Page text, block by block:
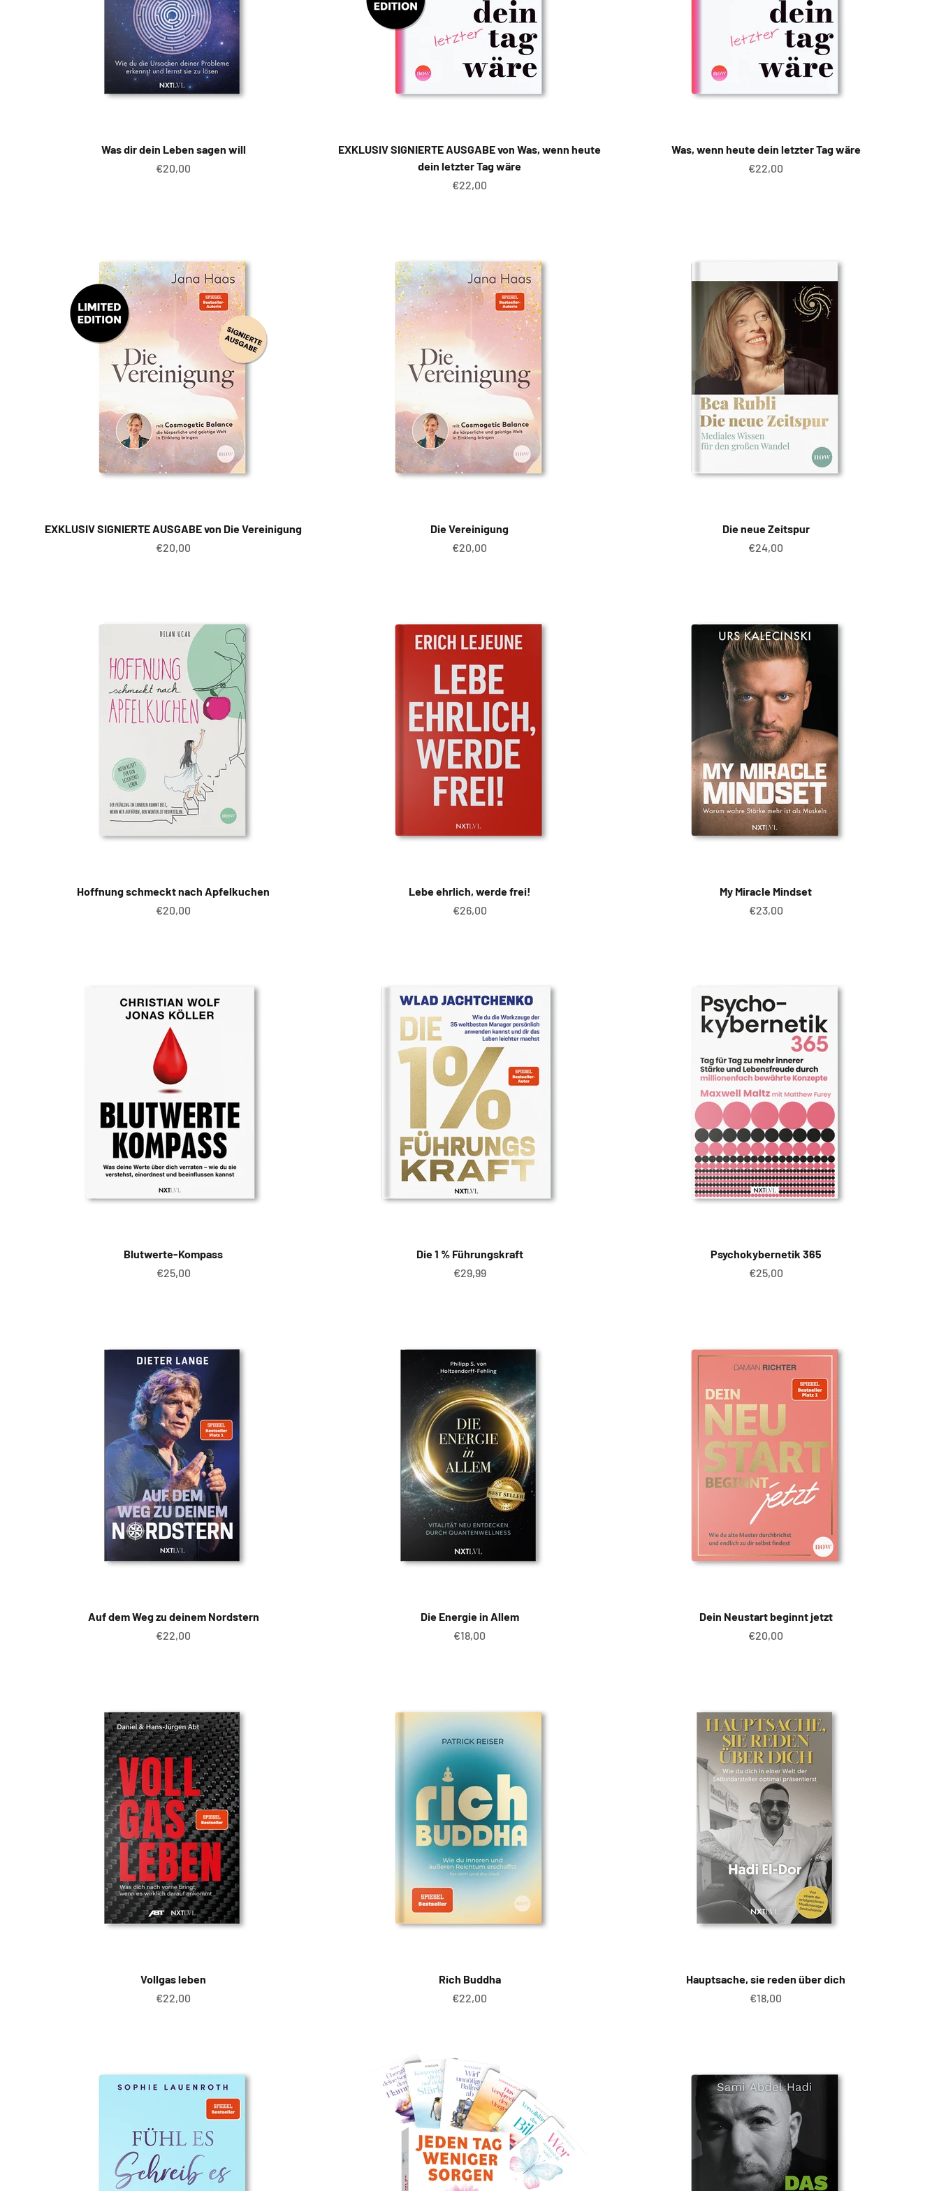
Was dir dein Leben sagen will
Angebot
€20,00
EXKLUSIV SIGNIERTE AUSGABE von Was, wenn heute
dein letzter Tag wäre
Angebot
€22,00
Was, wenn heute dein letzter Tag wäre
Angebot
€22,00
EXKLUSIV SIGNIERTE AUSGABE von Die Vereinigung
Angebot
€20,00
Die Vereinigung
Angebot
€20,00
Die neue Zeitspur
Angebot
€24,00
Hoffnung schmeckt nach Apfelkuchen
Angebot
€20,00
Lebe ehrlich, werde frei!
Angebot
€26,00
My Miracle Mindset
Angebot
€23,00
Blutwerte-Kompass
Angebot
€25,00
Die 1 % Führungskraft
Angebot
€29,99
Psychokybernetik 365
Angebot
€25,00
Auf dem Weg zu deinem Nordstern
Angebot
€22,00
Die Energie in Allem
Angebot
€18,00
Dein Neustart beginnt jetzt
Angebot
€20,00
Vollgas leben
Angebot
€22,00
Rich Buddha
Angebot
€22,00
Hauptsache, sie reden über dich
Angebot
€18,00